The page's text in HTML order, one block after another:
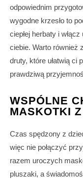
odpowiednim
wygodne krzesło to
ciepłej herbaty i
ciebie. Warto również
druty, które ułatwią ci
prawdziwą
WSPÓLNE
MASKOTKI
Czas spędzony z
więc nie połączyć
razem uroczych
pluszaki, a